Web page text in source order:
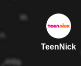
TeenNick